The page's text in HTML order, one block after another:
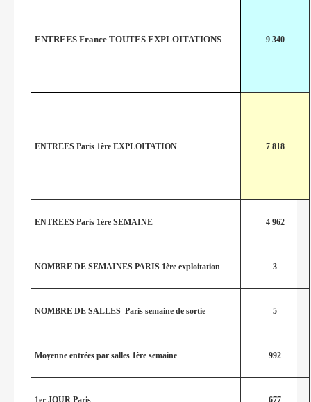
ENTREES France TOUTES EXPLOITATIONS 9 340
ENTREES Paris 1ère EXPLOITATION 7 818
ENTREES Paris 1ère SEMAINE 4 962
NOMBRE DE SEMAINES PARIS 1ère exploitation 3
NOMBRE DE SALLES Paris semaine de sortie 5
Moyenne entrées par salles 1ère semaine 992
1er JOUR Paris 677